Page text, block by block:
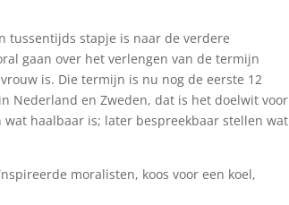
tussentijds stapje is naar de verdere
gaan over het verlengen van de termijn
is. Die termijn is nu nog de eerste 12
Nederland en Zweden, dat is het doelwit voor
haalbaar is; later bespreekbaar stellen wat
moralisten, koos voor een koel,